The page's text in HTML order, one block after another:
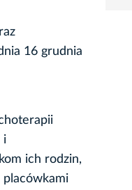
16 grudnia
i
ich rodzin,